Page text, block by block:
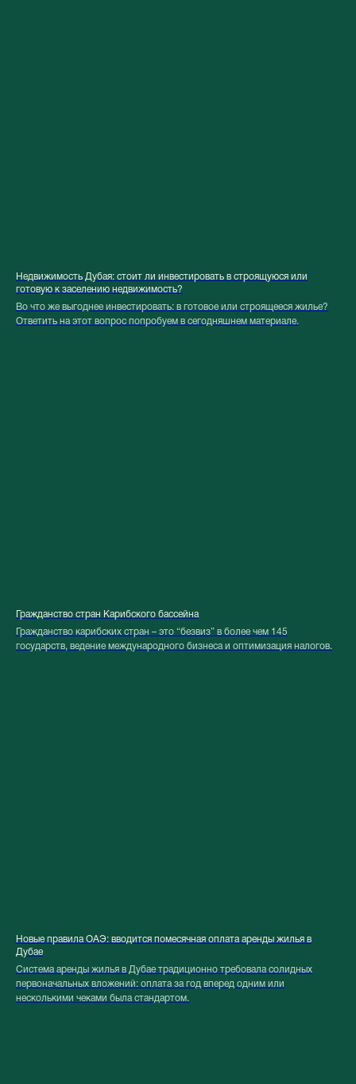
Недвижимость Дубая: стоит ли инвестировать в строящуюся или
готовую к заселению недвижимость?
Во что же выгоднее инвестировать: в готовое или строящееся жилье?
Ответить на этот вопрос попробуем в сегодняшнем материале.
Гражданство стран Карибского бассейна
Гражданство карибских стран – это “безвиз” в более чем 145
государств, ведение международного бизнеса и оптимизация налогов.
Новые правила ОАЭ: вводится помесячная оплата аренды жилья в
Дубае
Система аренды жилья в Дубае традиционно требовала солидных
первоначальных вложений: оплата за год вперед одним или
несколькими чеками была стандартом.